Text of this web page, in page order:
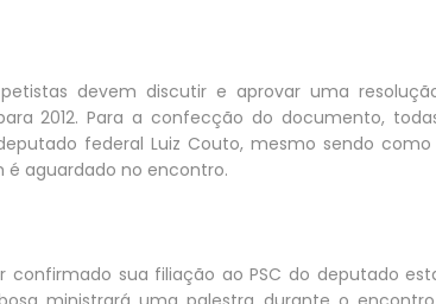
devem discutir e aprovar uma
2012. Para a confecção do documento,
federal Luiz Couto, mesmo sendo
é aguardado no encontro.
confirmado sua filiação ao PSC do deputado